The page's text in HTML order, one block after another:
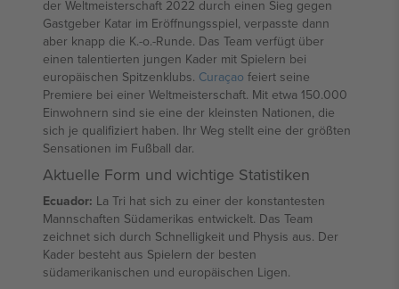
der Weltmeisterschaft 2022 durch einen Sieg gegen
Gastgeber Katar im Eröffnungsspiel, verpasste dann
aber knapp die K.-o.-Runde. Das Team verfügt über
einen talentierten jungen Kader mit Spielern bei
europäischen Spitzenklubs. Curaçao feiert seine
Premiere bei einer Weltmeisterschaft. Mit etwa 150.000
Einwohnern sind sie eine der kleinsten Nationen, die
sich je qualifiziert haben. Ihr Weg stellt eine der größten
Sensationen im Fußball dar.
Aktuelle Form und wichtige Statistiken
Ecuador: La Tri hat sich zu einer der konstantesten
Mannschaften Südamerikas entwickelt. Das Team
zeichnet sich durch Schnelligkeit und Physis aus. Der
Kader besteht aus Spielern der besten
südamerikanischen und europäischen Ligen.